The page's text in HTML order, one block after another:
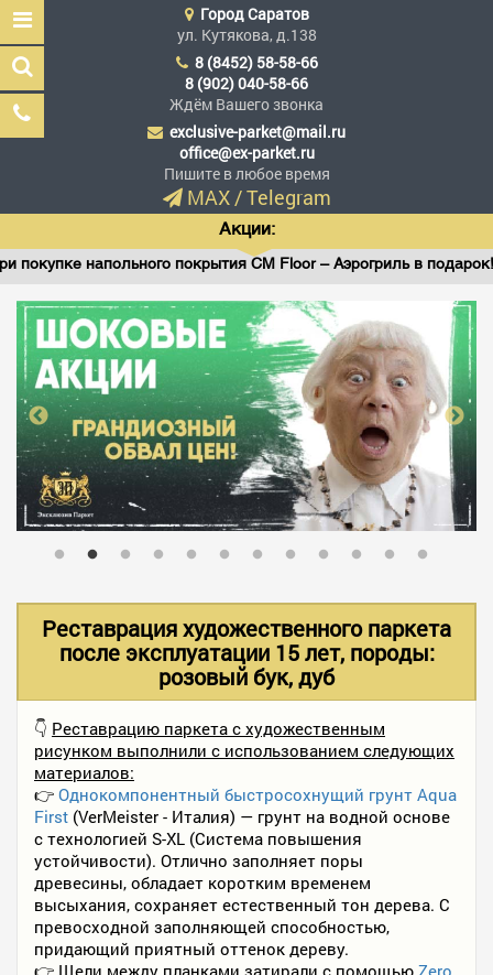
Эксклюзив Паркет
Мы сделали эксклюзив
доступным
ГЛАВНАЯ
АССОРТИМЕНТ
В НАЛИЧИИ
ФОТО РАБОТ
КОНТАКТЫ
ПОЛЕЗНОЕ
ГородСаратов
ул. Кутякова, д.138
8 (8452) 58-58-66
8 (902) 040-58-66
Ждём Вашего звонка
exclusive-parket@mail.ru
office@ex-parket.ru
Пишите в любое время
MAX/Telegram
Акции:
напольного покрытия CM Floor – Аэрогриль в подарок!
Реставрация художественного паркета
после эксплуатации 15 лет, породы:
розовый бук, дуб
👇 Реставрацию паркета с художественным
рисунком выполнили с использованием следующих
материалов:
👉 Однокомпонентный быстросохнущий грунт Aqua
First (VerMeister - Италия) — грунт на водной основе
с технологией S-XL (Система повышения
устойчивости). Отлично заполняет поры
древесины, обладает коротким временем
высыхания, сохраняет естественный тон дерева. С
превосходной заполняющей способностью,
придающий приятный оттенок дереву.
👉 Щели между планками затирали с помощью Zero